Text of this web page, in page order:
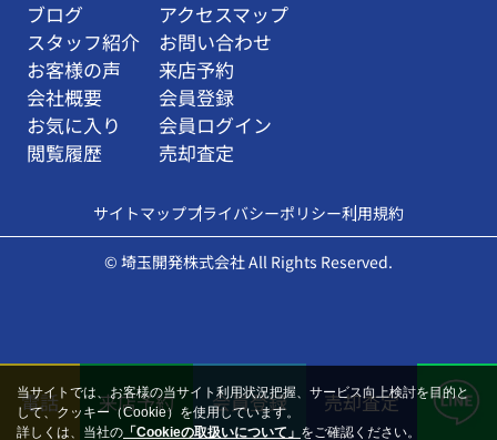
ブログ
スタッフ紹介
お客様の声
会社概要
お気に入り
閲覧履歴
アクセスマップ
お問い合わせ
来店予約
会員登録
会員ログイン
売却査定
サイトマッププライバシーポリシー利用規約
© 埼玉開発株式会社 All Rights Reserved.
電話 来店予約 会員登録 売却査定
当サイトでは、お客様の当サイト利用状況把握、サービス向上検討を目的と
して、クッキー（Cookie）を使用しています。
詳しくは、当社の 「Cookieの取扱いについて」 をご確認ください。